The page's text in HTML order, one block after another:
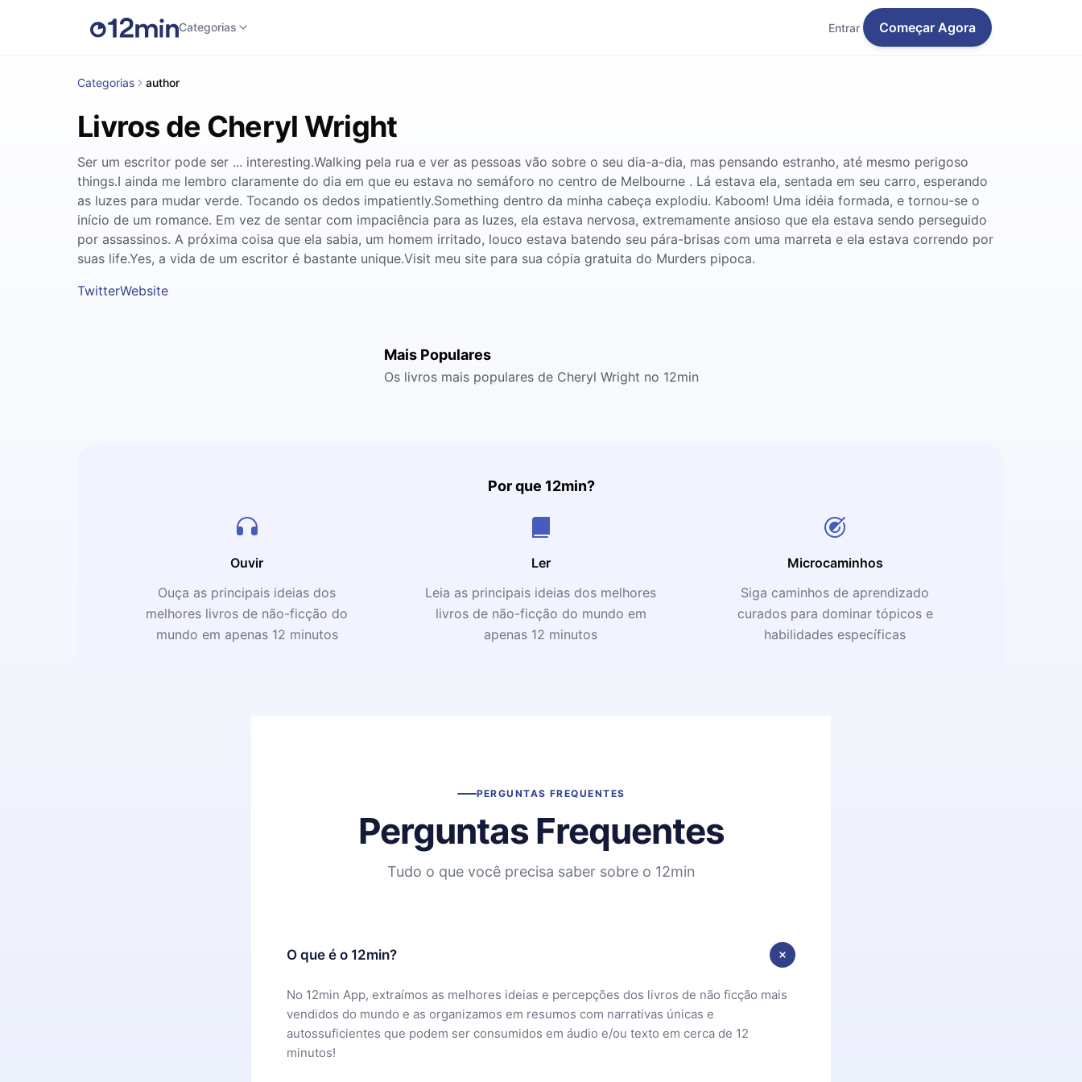
Categorias Entrar Começar Agora
Categorias author
Livros de Cheryl Wright
Ser um escritor pode ser ... interesting.Walking pela rua e ver as pessoas vão sobre o seu dia-a-dia, mas pensando estranho, até mesmo perigoso
things.I ainda me lembro claramente do dia em que eu estava no semáforo no centro de Melbourne . Lá estava ela, sentada em seu carro, esperando
as luzes para mudar verde. Tocando os dedos impatiently.Something dentro da minha cabeça explodiu. Kaboom! Uma idéia formada, e tornou-se o
início de um romance. Em vez de sentar com impaciência para as luzes, ela estava nervosa, extremamente ansioso que ela estava sendo perseguido
por assassinos. A próxima coisa que ela sabia, um homem irritado, louco estava batendo seu pára-brisas com uma marreta e ela estava correndo por
suas life.Yes, a vida de um escritor é bastante unique.Visit meu site para sua cópia gratuita do Murders pipoca.
TwitterWebsite
Mais Populares
Os livros mais populares de Cheryl Wright no 12min
Por que 12min?
Ouvir
Ouça as principais ideias dos
melhores livros de não-ficção do
mundo em apenas 12 minutos
Ler
Leia as principais ideias dos melhores
livros de não-ficção do mundo em
apenas 12 minutos
Microcaminhos
Siga caminhos de aprendizado
curados para dominar tópicos e
habilidades específicas
PERGUNTAS FREQUENTES
Perguntas Frequentes
Tudo o que você precisa saber sobre o 12min
O que é o 12min?
No 12min App, extraímos as melhores ideias e percepções dos livros de não ficção mais
vendidos do mundo e as organizamos em resumos com narrativas únicas e
autossuficientes que podem ser consumidos em áudio e/ou texto em cerca de 12
minutos!